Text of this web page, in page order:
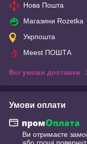
Нова Пошта
Магазини Rozetka
Укрпошта
Meest ПОШТА
Всі умови доставки
Умови оплати
Ви отримаєте